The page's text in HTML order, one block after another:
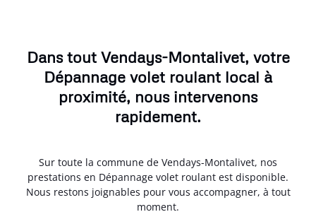
Dans tout Vendays-Montalivet, votre
Dépannage volet roulant local à
proximité, nous intervenons
rapidement.
Sur toute la commune de Vendays-Montalivet, nos
prestations en Dépannage volet roulant est disponible.
Nous restons joignables pour vous accompagner, à tout
moment.